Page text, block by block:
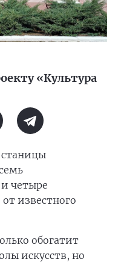
«Культура
станицы
четыре
известного
обогатит
искусств, но